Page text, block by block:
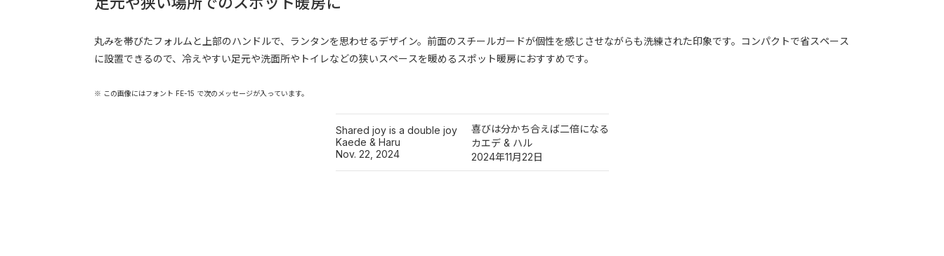
丸みを帯びたフォルムと上部のハンドルで、ランタンを思わせるデザイン。前面のスチールガードが個性を感じさせながらも洗練された印象です。コンパクトで省スペース
に設置できるので、冷えやすい足元や洗面所やトイレなどの狭いスペースを暖めるスポット暖房におすすめです。
※ この画像にはフォント FE-15 で次のメッセージが入っています。
Shared joy is a double joy
Kaede & Haru
Nov. 22, 2024
喜びは分かち合えば二倍になる
カエデ & ハル
2024年11月22日